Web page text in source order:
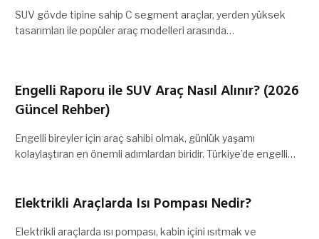
SUV gövde tipine sahip C segment araçlar, yerden yüksek
tasarımları ile popüler araç modelleri arasında…
Engelli Raporu ile SUV Araç Nasıl Alınır? (2026
Güncel Rehber)
Engelli bireyler için araç sahibi olmak, günlük yaşamı
kolaylaştıran en önemli adımlardan biridir. Türkiye’de engelli…
Elektrikli Araçlarda Isı Pompası Nedir?
Elektrikli araçlarda ısı pompası, kabin içini ısıtmak ve